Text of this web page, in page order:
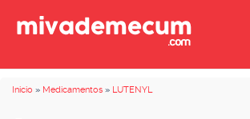
Inicio » Medicamentos » LUTENYL